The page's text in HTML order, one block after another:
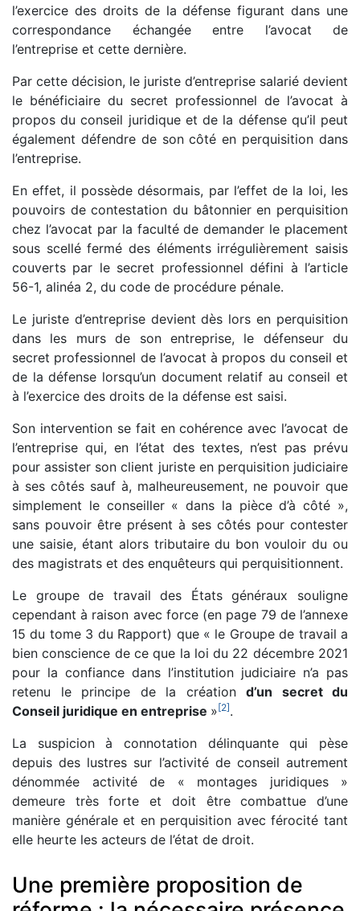
l’exercice des droits de la défense figurant dans une
correspondance échangée entre l’avocat de
l’entreprise et cette dernière.
Par cette décision, le juriste d’entreprise salarié devient
le bénéficiaire du secret professionnel de l’avocat à
propos du conseil juridique et de la défense qu’il peut
également défendre de son côté en perquisition dans
l’entreprise.
En effet, il possède désormais, par l’effet de la loi, les
pouvoirs de contestation du bâtonnier en perquisition
chez l’avocat par la faculté de demander le placement
sous scellé fermé des éléments irrégulièrement saisis
couverts par le secret professionnel défini à l’article
56-1, alinéa 2, du code de procédure pénale.
Le juriste d’entreprise devient dès lors en perquisition
dans les murs de son entreprise, le défenseur du
secret professionnel de l’avocat à propos du conseil et
de la défense lorsqu’un document relatif au conseil et
à l’exercice des droits de la défense est saisi.
Son intervention se fait en cohérence avec l’avocat de
l’entreprise qui, en l’état des textes, n’est pas prévu
pour assister son client juriste en perquisition judiciaire
à ses côtés sauf à, malheureusement, ne pouvoir que
simplement le conseiller « dans la pièce d’à côté »,
sans pouvoir être présent à ses côtés pour contester
une saisie, étant alors tributaire du bon vouloir du ou
des magistrats et des enquêteurs qui perquisitionnent.
Le groupe de travail des États généraux souligne
cependant à raison avec force (en page 79 de l’annexe
15 du tome 3 du Rapport) que « le Groupe de travail a
bien conscience de ce que la loi du 22 décembre 2021
pour la confiance dans l’institution judiciaire n’a pas
retenu le principe de la création d’un secret du
Conseil juridique en entreprise »[2].
La suspicion à connotation délinquante qui pèse
depuis des lustres sur l’activité de conseil autrement
dénommée activité de « montages juridiques »
demeure très forte et doit être combattue d’une
manière générale et en perquisition avec férocité tant
elle heurte les acteurs de l’état de droit.
Une première proposition de